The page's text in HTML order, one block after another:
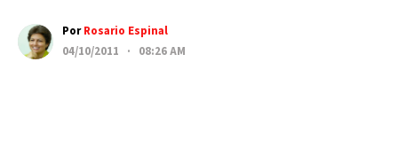
PorRosario Espinal
04/10/2011 · 08:26 AM